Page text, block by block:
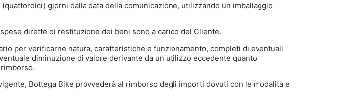
giorni dalla data della comunicazione, utilizzando un imballaggio
dirette di restituzione dei beni sono a carico del Cliente.
per verificarne natura, caratteristiche e funzionamento, completi di eventuali
diminuzione di valore derivante da un utilizzo eccedente quanto
Bottega Bike provvederà al rimborso degli importi dovuti con le modalità e